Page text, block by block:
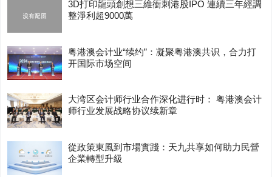
3D打印龍頭創想三維衝刺港股IPO 連續三年經調
整淨利超9000萬
粤港澳会计业“续约”：凝聚粤港澳共识，合力打
开国际市场空间
大湾区会计师行业合作深化进行时： 粤港澳会计
师行业发展战略协议续新章
從政策東風到市場實踐：天九共享如何助力民營
企業轉型升級